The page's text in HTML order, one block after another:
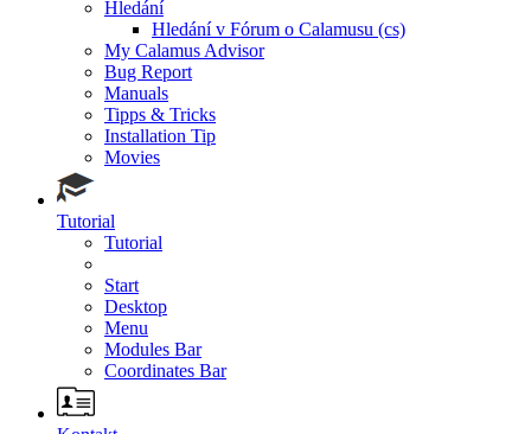
Hledání
Hledání v Fórum o Calamusu (cs)
My Calamus Advisor
Bug Report
Manuals
Tipps & Tricks
Installation Tip
Movies
Tutorial
Tutorial
Start
Desktop
Menu
Modules Bar
Coordinates Bar